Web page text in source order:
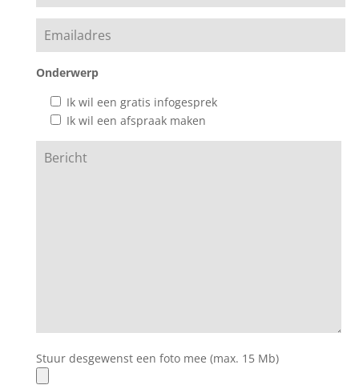
Onderwerp
Ik wil een gratis infogesprek
Ik wil een afspraak maken
Stuur desgewenst een foto mee (max. 15 Mb)